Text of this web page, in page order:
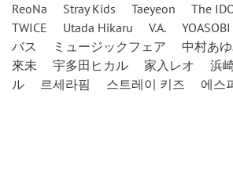
ReoNa
Stray Kids Taeyeon
The
TWICE
Utada Hikaru V.A. YOASOBI
バス
ミュージックフェア 中村あ
來未
宇多田ヒカル 家入レオ 浜
ル
르세라핌 스트레이 키즈 에스